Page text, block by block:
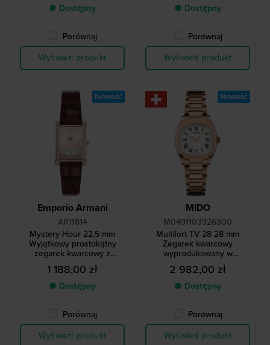
● Dostępny
Porównaj
Wyświetl produkt
● Dostępny
Porównaj
Wyświetl produkt
Emporio Armani
AR11814
Mystery Hour 22.5 mm
Wyjątkowy prostokątny
zegarek kwarcowy z
funkcją skaczącej godziny,
ozdobiony kryształkami
1 188,00 zł
● Dostępny
Porównaj
Wyświetl produkt
Nowość
MIDO
M0491103326300
Multifort TV 28 28 mm
Zegarek kwarcowy
wyprodukowany w
Szwajcarii z kopertą typu
TV i rzymskimi indeksami
2 982,00 zł
● Dostępny
Porównaj
Wyświetl produkt
Nowość